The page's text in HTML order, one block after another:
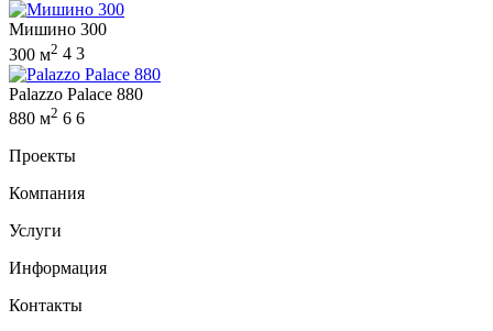
Мишино 300
300 м2 4 3
Palazzo Palace 880
880 м2 6 6
Проекты
Компания
Услуги
Информация
Контакты